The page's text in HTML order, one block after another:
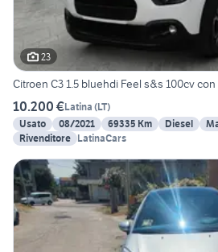
23
Citroen C3 1.5 bluehdi Feel s&s 100cv con
10.200 €Latina (LT)
Usato
08/2021 69335 Km Diesel
Rivenditore LatinaCars